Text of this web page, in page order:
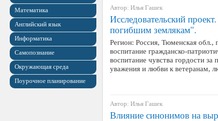
Математика
Английский язык
Информатика
Самопознание
Окружающая среда
Поурочное планирование
Автор: Илья Гашек
Исследовательский
погибшим землякам".
Регион: Россия, Тюменская обл.,
воспитание гражданско-
воспитание чувства гордости
уважения и любви к ветеранам,
Автор: Илья Гашек
Влияние синонимов на